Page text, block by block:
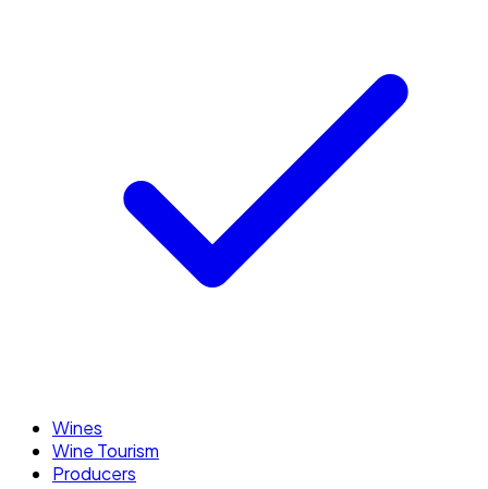
Wines
Wine Tourism
Producers